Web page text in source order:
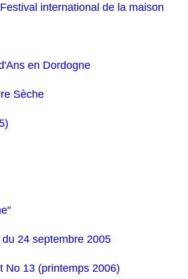
international de la maison
en Dordogne
Sèche
24 septembre 2005
No 13 (printemps 2006)